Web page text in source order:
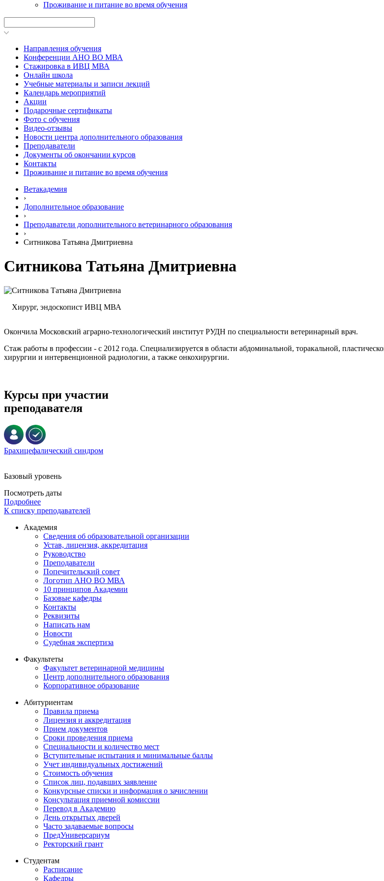
Проживание и питание во время обучения
Направления обучения
Конференции АНО ВО МВА
Стажировка в ИВЦ МВА
Онлайн школа
Учебные материалы и записи лекций
Календарь мероприятий
Акции
Подарочные сертификаты
Фото с обучения
Видео-отзывы
Новости центра дополнительного образования
Преподаватели
Документы об окончании курсов
Контакты
Проживание и питание во время обучения
Ветакадемия
›
Дополнительное образование
›
Преподаватели дополнительного ветеринарного образования
›
Ситникова Татьяна Дмитриевна
Ситникова Татьяна Дмитриевна
Хирург, эндоскопист ИВЦ МВА
Окончила Московский аграрно-технологический институт РУДН по специальности ветеринарный врач.
Стаж работы в профессии - с 2012 года. Специализируется в области абдоминальной, торакальной,
хирургии и интервенционной радиологии, а также онкохирургии.
Курсы при участии
преподавателя
Брахицефалический синдром
Базовый уровень
Посмотреть даты
Подробнее
К списку преподавателей
Академия
Сведения об образовательной организации
Устав, лицензия, аккредитация
Руководство
Преподаватели
Попечительский совет
Логотип АНО ВО МВА
10 принципов Академии
Базовые кафедры
Контакты
Реквизиты
Написать нам
Новости
Судебная экспертиза
Факультеты
Факультет ветеринарной медицины
Центр дополнительного образования
Корпоративное образование
Абитуриентам
Правила приема
Лицензия и аккредитация
Прием документов
Сроки проведения приема
Специальности и количество мест
Вступительные испытания и минимальные баллы
Учет индивидуальных достижений
Стоимость обучения
Список лиц, подавших заявление
Конкурсные списки и информация о зачислении
Консультация приемной комиссии
Перевод в Академию
День открытых дверей
Часто задаваемые вопросы
ПредУниверсариум
Ректорский грант
Студентам
Расписание
Кафедры